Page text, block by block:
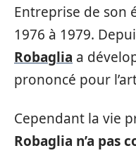
Entreprise de son
1976 à 1979.
Robaglia a
prononcé pour
Cependant la vie
Robaglia n’a pas